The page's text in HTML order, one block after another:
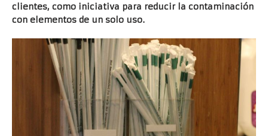
clientes, como iniciativa para reducir la contaminación
con elementos de un solo uso.